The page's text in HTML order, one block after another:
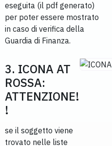
eseguita (il pdf generato)
per poter essere mostrato
in caso di verifica della
Guardia di Finanza.
3. ICONA AT
ROSSA:
ATTENZIONE!
!
se il soggetto viene
trovato nelle liste